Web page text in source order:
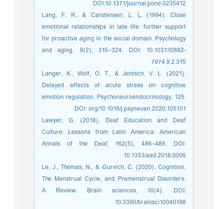
DOI:10.1371/journal.pone.0235412
Lang, F. R., & Carstensen, L. L. (1994). Close
emotional relationships in late life: further support
for proactive aging in the social domain. Psychology
and aging, 9(2), 315–324. DOI: 10.1037//0882-
7974.9.2.315
Langer, K., Wolf, O. T., & Jentsch, V. L. (2021).
Delayed effects of acute stress on cognitive
emotion regulation. Psychoneuroendocrinology, 125.
DOI: org/10.1016/j.psyneuen.2020.105101
Lawyer, G. (2018). Deaf Education and Deaf
Culture: Lessons from Latin America. American
Annals of the Deaf, 162(5), 486–488. DOI:
10.1353/aad.2018.0006
Le, J., Thomas, N., & Gurvich, C. (2020). Cognition,
The Menstrual Cycle, and Premenstrual Disorders:
A Review. Brain sciences, 10(4). DOI:
10.3390/brainsci10040198